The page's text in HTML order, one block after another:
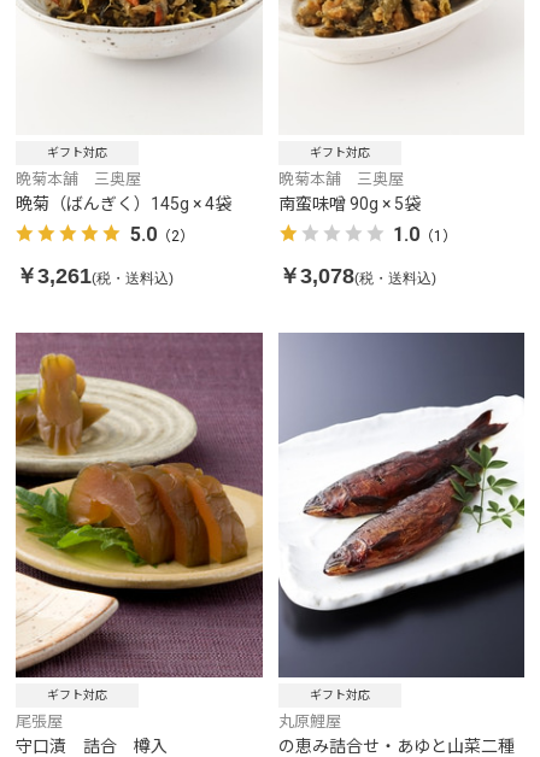
ギフト対応
晩菊本舗 三奥屋
晩菊（ばんぎく）145g × 4袋
5.0 （2）
￥3,261(税・送料込)
ギフト対応
晩菊本舗 三奥屋
南蛮味噌 90g × 5袋
1.0（1）
￥3,078(税・送料込)
ギフト対応
尾張屋
守口漬 詰合 樽入
ギフト対応
丸原鯉屋
の恵み詰合せ・あゆと山菜二種